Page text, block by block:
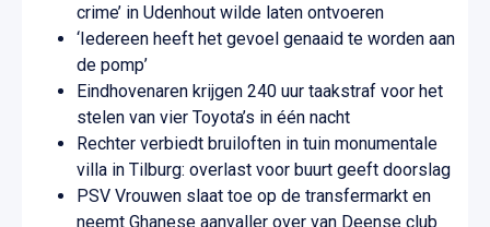
crime’ in Udenhout wilde laten ontvoeren
‘Iedereen heeft het gevoel genaaid te worden aan
de pomp’
Eindhovenaren krijgen 240 uur taakstraf voor het
stelen van vier Toyota’s in één nacht
Rechter verbiedt bruiloften in tuin monumentale
villa in Tilburg: overlast voor buurt geeft doorslag
PSV Vrouwen slaat toe op de transfermarkt en
neemt Ghanese aanvaller over van Deense club